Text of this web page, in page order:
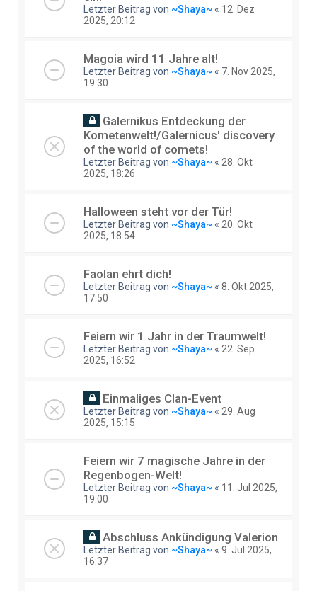
Letzter Beitrag von ~Shaya~ « 12. Dez
2025, 20:12
Magoia wird 11 Jahre alt!
Letzter Beitrag von ~Shaya~ « 7. Nov 2025,
19:30
Galernikus Entdeckung der
Kometenwelt!/Galernicus' discovery
of the world of comets!
Letzter Beitrag von ~Shaya~ « 28. Okt
2025, 18:26
Halloween steht vor der Tür!
Letzter Beitrag von ~Shaya~ « 20. Okt
2025, 18:54
Faolan ehrt dich!
Letzter Beitrag von ~Shaya~ « 8. Okt 2025,
17:50
Feiern wir 1 Jahr in der Traumwelt!
Letzter Beitrag von ~Shaya~ « 22. Sep
2025, 16:52
Einmaliges Clan-Event
Letzter Beitrag von ~Shaya~ « 29. Aug
2025, 15:15
Feiern wir 7 magische Jahre in der
Regenbogen-Welt!
Letzter Beitrag von ~Shaya~ « 11. Jul 2025,
19:00
Abschluss Ankündigung Valerion
Letzter Beitrag von ~Shaya~ « 9. Jul 2025,
16:37